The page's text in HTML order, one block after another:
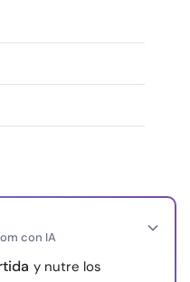
ES
Publicidad con
con IA
y nutre los